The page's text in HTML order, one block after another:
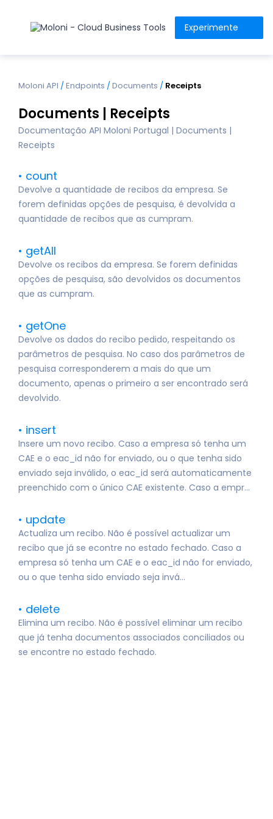
Experimente
Moloni API /Endpoints /Documents / Receipts
Documents | Receipts
Documentação API Moloni Portugal | Documents |
Receipts
count
Devolve a quantidade de recibos da empresa. Se
forem definidas opções de pesquisa, é devolvida a
quantidade de recibos que as cumpram.
getAll
Devolve os recibos da empresa. Se forem definidas
opções de pesquisa, são devolvidos os documentos
que as cumpram.
getOne
Devolve os dados do recibo pedido, respeitando os
parâmetros de pesquisa. No caso dos parâmetros de
pesquisa corresponderem a mais do que um
documento, apenas o primeiro a ser encontrado será
devolvido.
insert
Insere um novo recibo. Caso a empresa só tenha um
CAE e o eac_id não for enviado, ou o que tenha sido
enviado seja inválido, o eac_id será automaticamente
preenchido com o único CAE existente. Caso a empr...
update
Actualiza um recibo. Não é possível actualizar um
recibo que já se econtre no estado fechado. Caso a
empresa só tenha um CAE e o eac_id não for enviado,
ou o que tenha sido enviado seja invá...
delete
Elimina um recibo. Não é possível eliminar um recibo
que já tenha documentos associados conciliados ou
se encontre no estado fechado.